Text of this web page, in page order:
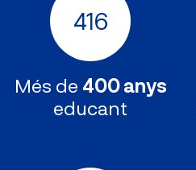
416
Més de 400 anys
educant